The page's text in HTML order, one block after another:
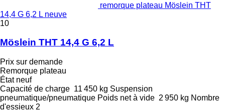
remorque plateau Möslein THT
14,4 G 6,2 L neuve
10
Möslein THT 14,4 G 6,2 L
Prix sur demande
Remorque plateau
Étatneuf
Capacité de charge 11 450 kg Suspension
pneumatique/pneumatique Poids net à vide 2 950 kg Nombre
d'essieux 2